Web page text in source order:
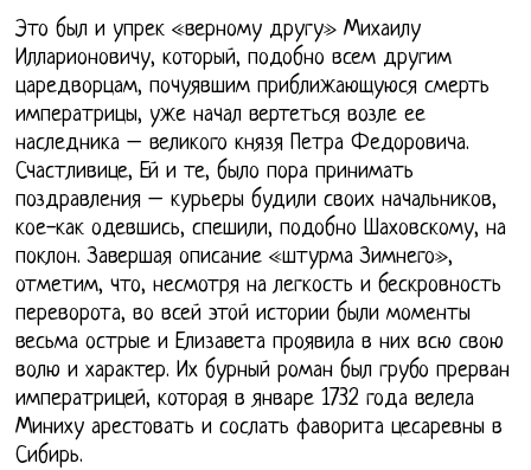
Это был и упрек «верному другу» Михаилу
Илларионовичу, который, подобно всем другим
царедворцам, почуявшим приближающуюся смерть
императрицы, уже начал вертеться возле ее
наследника – великого князя Петра Федоровича.
Счастливице, Ей и те, было пора принимать
поздравления – курьеры будили своих начальников,
кое-как одевшись, спешили, подобно Шаховскому, на
поклон. Завершая описание «штурма Зимнего»,
отметим, что, несмотря на легкость и бескровность
переворота, во всей этой истории были моменты
весьма острые и Елизавета проявила в них всю свою
волю и характер. Их бурный роман был грубо прерван
императрицей, которая в январе 1732 года велела
Миниху арестовать и сослать фаворита цесаревны в
Сибирь.